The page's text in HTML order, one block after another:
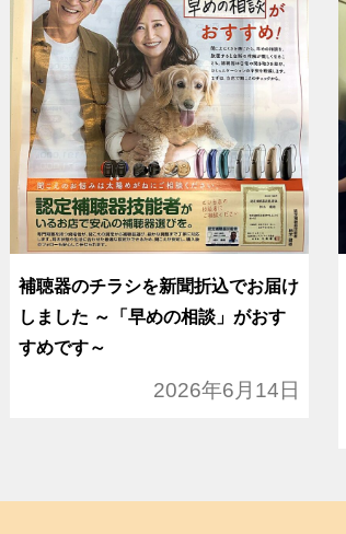
補聴器のチラシを新聞折込でお届け
しました ～「早めの相談」がおす
すめです～
2026年6月14日